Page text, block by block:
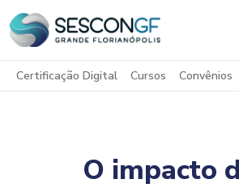
Certificação Digital Cursos Convênios
O impacto